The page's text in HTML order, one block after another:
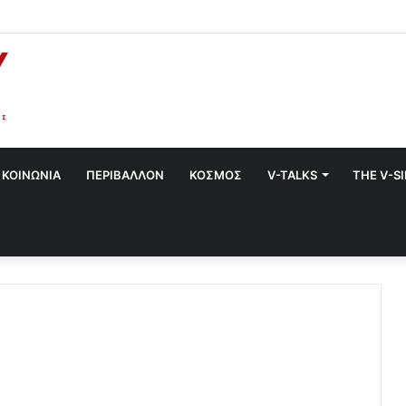
ΚΟΙΝΩΝΙΑ ΠΕΡΙΒΑΛΛΟΝ ΚΟΣΜΟΣ V-TALKS THE V-